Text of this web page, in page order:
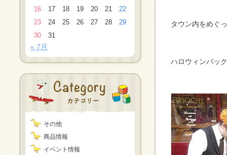
16
17 18 19 20 21
22
23
24 25 26 27 28
29
30
31
« 7月
その他
商品情報
イベント情報
タウン内をめぐ
ハロウィンバッ